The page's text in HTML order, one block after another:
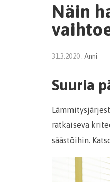
Näin
31.3.2020 : Anni
Suuria
ratkaiseva
säästöihin.